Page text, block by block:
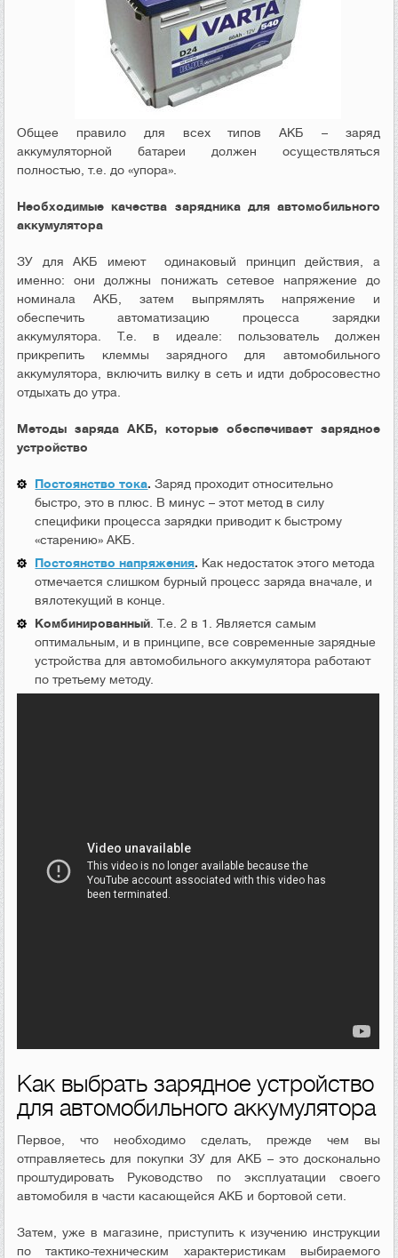
Общее правило для всех типов АКБ – заряд
аккумуляторной батареи должен осуществляться
полностью, т.е. до «упора».
Необходимые качества зарядника для автомобильного
аккумулятора
ЗУ для АКБ имеют одинаковый принцип действия, а
именно: они должны понижать сетевое напряжение до
номинала АКБ, затем выпрямлять напряжение и
обеспечить автоматизацию процесса зарядки
аккумулятора. Т.е. в идеале: пользователь должен
прикрепить клеммы зарядного для автомобильного
аккумулятора, включить вилку в сеть и идти добросовестно
отдыхать до утра.
Методы заряда АКБ, которые обеспечивает зарядное
устройство
Постоянство тока. Заряд проходит относительно
быстро, это в плюс. В минус – этот метод в силу
специфики процесса зарядки приводит к быстрому
«старению» АКБ.
Постоянство напряжения. Как недостаток этого метода
отмечается слишком бурный процесс заряда вначале, и
вялотекущий в конце.
Комбинированный . Т.е. 2 в 1. Является самым
оптимальным, и в принципе, все современные зарядные
устройства для автомобильного аккумулятора работают
по третьему методу.
Как выбрать зарядное устройство
для автомобильного аккумулятора
Первое, что необходимо сделать, прежде чем вы
отправляетесь для покупки ЗУ для АКБ – это досконально
проштудировать Руководство по эксплуатации своего
автомобиля в части касающейся АКБ и бортовой сети.
Затем, уже в магазине, приступить к изучению инструкции
по тактико-техническим характеристикам выбираемого